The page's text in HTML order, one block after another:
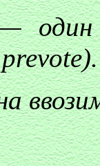
один
revote).